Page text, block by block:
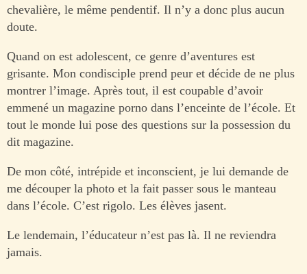
chevalière, le même pendentif. Il n’y a donc plus aucun
doute.
Quand on est adolescent, ce genre d’aventures est
grisante. Mon condisciple prend peur et décide de ne plus
montrer l’image. Après tout, il est coupable d’avoir
emmené un magazine porno dans l’enceinte de l’école. Et
tout le monde lui pose des questions sur la possession du
dit magazine.
De mon côté, intrépide et inconscient, je lui demande de
me découper la photo et la fait passer sous le manteau
dans l’école. C’est rigolo. Les élèves jasent.
Le lendemain, l’éducateur n’est pas là. Il ne reviendra
jamais.